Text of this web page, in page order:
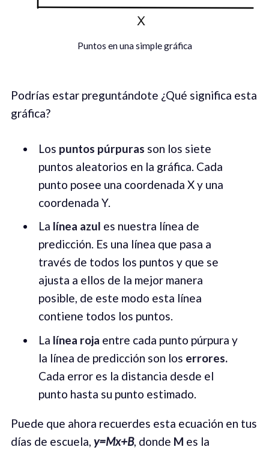
Puntos en una simple gráfica
Podrías estar preguntándote ¿Qué significa esta
gráfica?
Los puntos púrpuras son los siete
puntos aleatorios en la gráfica. Cada
punto posee una coordenada X y una
coordenada Y.
La línea azul es nuestra línea de
predicción. Es una línea que pasa a
través de todos los puntos y que se
ajusta a ellos de la mejor manera
posible, de este modo esta línea
contiene todos los puntos.
La línea roja entre cada punto púrpura y
la línea de predicción son los errores.
Cada error es la distancia desde el
punto hasta su punto estimado.
Puede que ahora recuerdes esta ecuación en tus
días de escuela, y=Mx+B, donde M es la